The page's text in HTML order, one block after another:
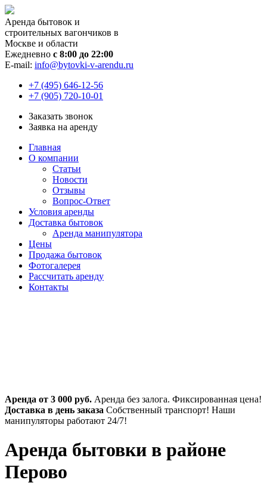
Аренда бытовок и
строительных вагончиков в
Москве и области
Ежедневно с 8:00 до 22:00
E-mail: info@bytovki-v-arendu.ru
+7 (495) 646-12-56
+7 (905) 720-10-01
Заказать звонок
Заявка на аренду
Главная
О компании
Статьи
Новости
Отзывы
Вопрос-Ответ
Условия аренды
Доставка бытовок
Аренда манипулятора
Цены
Продажа бытовок
Фотогалерея
Рассчитать аренду
Контакты
Аренда от 3 000 руб. Аренда без залога. Фиксированная цена!
Доставка в день заказа Собственный транспорт! Наши
манипуляторы работают 24/7!
Аренда бытовки в районе
Перово